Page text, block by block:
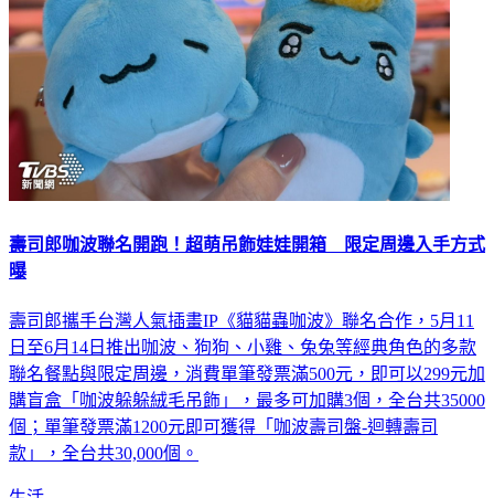
壽司郎咖波聯名開跑！超萌吊飾娃娃開箱 限定周邊入手方式
曝
壽司郎攜手台灣人氣插畫IP《貓貓蟲咖波》聯名合作，5月11
日至6月14日推出咖波、狗狗、小雞、兔兔等經典角色的多款
聯名餐點與限定周邊，消費單筆發票滿500元，即可以299元加
購盲盒「咖波躲躲絨毛吊飾」，最多可加購3個，全台共35000
個；單筆發票滿1200元即可獲得「咖波壽司盤-迴轉壽司
款」，全台共30,000個。